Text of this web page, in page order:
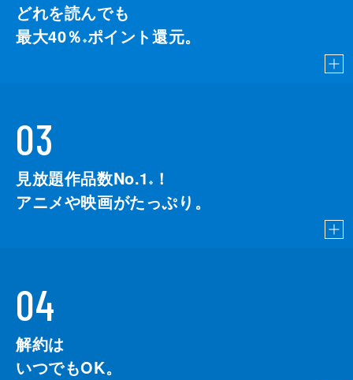
どれを読んでも
最大40％ ※ポイント還元。
03
見放題作品数No.1 ※
！
アニメや映画がたっぷり。
04
解約は
いつでもOK。